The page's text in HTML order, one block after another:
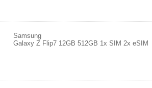
Samsung
Galaxy Z Flip7 12GB 512GB 1x SIM 2x eSIM